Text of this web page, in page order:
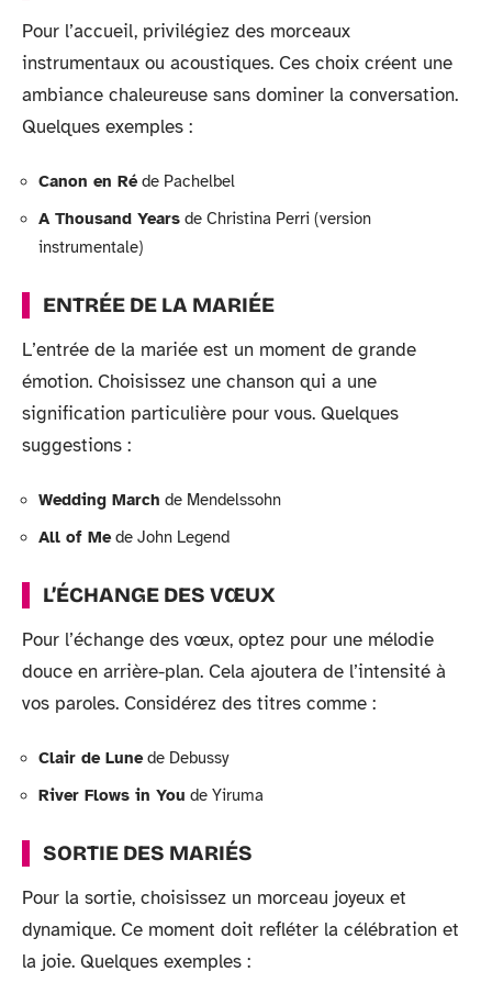
Pour l’accueil, privilégiez des morceaux
instrumentaux ou acoustiques. Ces choix créent une
ambiance chaleureuse sans dominer la conversation.
Quelques exemples :
Canon en Réde Pachelbel
A Thousand Years de Christina Perri (version
instrumentale)
ENTRÉE DE LA MARIÉE
L’entrée de la mariée est un moment de grande
émotion. Choisissez une chanson qui a une
signification particulière pour vous. Quelques
suggestions :
Wedding March de Mendelssohn
All of Mede John Legend
L’ÉCHANGE DES VŒUX
Pour l’échange des vœux, optez pour une mélodie
douce en arrière-plan. Cela ajoutera de l’intensité à
vos paroles. Considérez des titres comme :
Clair de Lunede Debussy
River Flows in You de Yiruma
SORTIE DES MARIÉS
Pour la sortie, choisissez un morceau joyeux et
dynamique. Ce moment doit refléter la célébration et
la joie. Quelques exemples :